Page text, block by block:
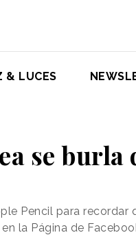
& LUCES
se burla
Pencil para recordar
la Página de